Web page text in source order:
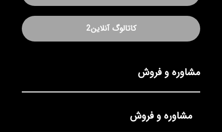
کاتالوگ آنلاین2
مشاوره و فروش
مشاوره و فروش